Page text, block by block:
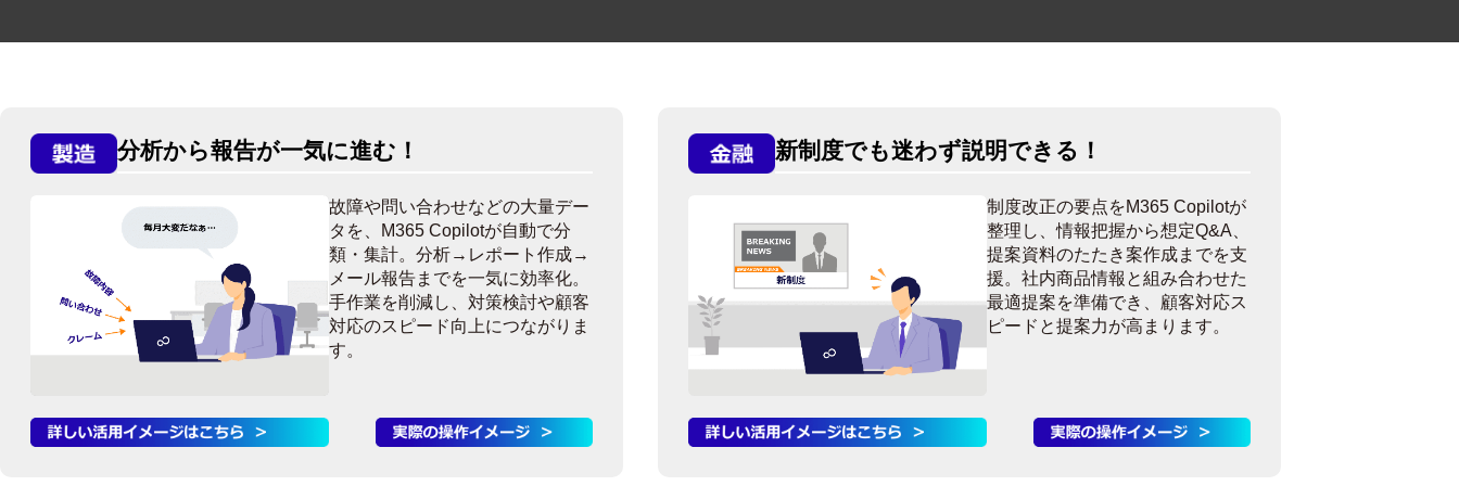
分析から報告が一気に進む！
故障や問い合わせなどの大量デー
タを、M365 Copilotが自動で分
類・集計。分析→レポート作成→
メール報告までを一気に効率化。
手作業を削減し、対策検討や顧客
対応のスピード向上につながりま
す。
新制度でも迷わず説明できる！
制度改正の要点をM365 Copilotが
整理し、情報把握から想定Q&A、
提案資料のたたき案作成までを支
援。社内商品情報と組み合わせた
最適提案を準備でき、顧客対応ス
ピードと提案力が高まります。